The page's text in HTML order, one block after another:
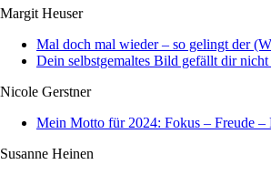
Margit Heuser
Mal doch mal wieder – so gelingt der
Dein selbstgemaltes Bild gefällt dir
Nicole Gerstner
Mein Motto für 2024: Fokus – Freude –
Susanne Heinen